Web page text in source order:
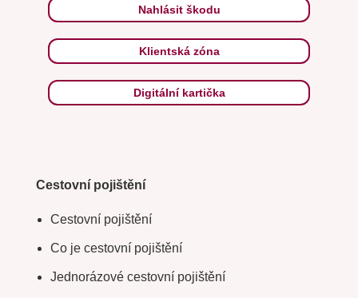
Nahlásit škodu
Klientská zóna
Digitální kartička
Cestovní pojištění
Cestovní pojištění
Co je cestovní pojištění
Jednorázové cestovní pojištění